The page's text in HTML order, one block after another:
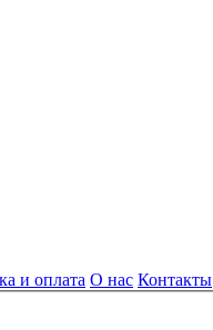
и оплата О нас Контакты